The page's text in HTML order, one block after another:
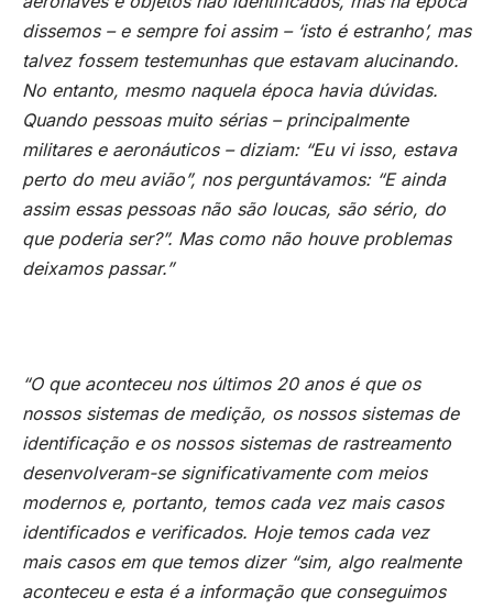
dissemos – e sempre foi assim – ‘isto é estranho’, mas
talvez fossem testemunhas que estavam alucinando.
No entanto, mesmo naquela época havia dúvidas.
Quando pessoas muito sérias – principalmente
militares e aeronáuticos – diziam: “Eu vi isso, estava
perto do meu avião”, nos perguntávamos: “E ainda
assim essas pessoas não são loucas, são sério, do
que poderia ser?”. Mas como não houve problemas
deixamos passar.”
“O que aconteceu nos últimos 20 anos é que os
nossos sistemas de medição, os nossos sistemas de
identificação e os nossos sistemas de rastreamento
desenvolveram-se significativamente com meios
modernos e, portanto, temos cada vez mais casos
identificados e verificados. Hoje temos cada vez
mais casos em que temos dizer “sim, algo realmente
aconteceu e esta é a informação que conseguimos